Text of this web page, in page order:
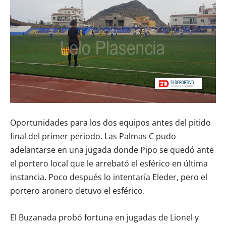
Oportunidades para los dos equipos antes del pitido
final del primer periodo. Las Palmas C pudo
adelantarse en una jugada donde Pipo se quedó ante
el portero local que le arrebató el esférico en última
instancia. Poco después lo intentaría Eleder, pero el
portero aronero detuvo el esférico.
El Buzanada probó fortuna en jugadas de Lionel y